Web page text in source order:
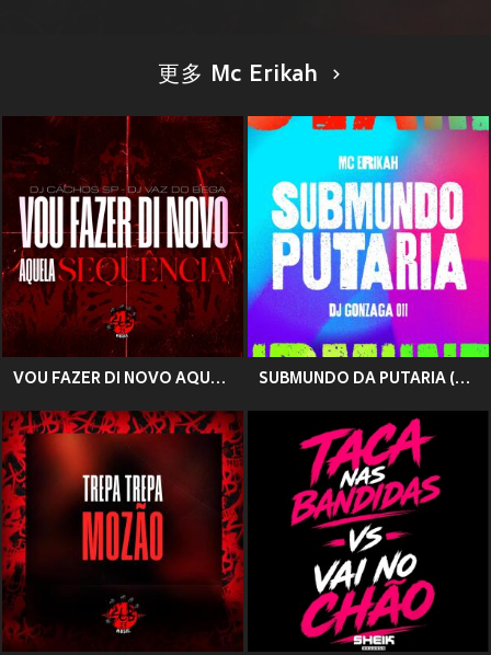
更多 Mc Erikah
VOU FAZER DI NOVO AQUELA SEQUÊNCIA (Explicit) SUBMUNDO DA PUTARIA (Explicit)